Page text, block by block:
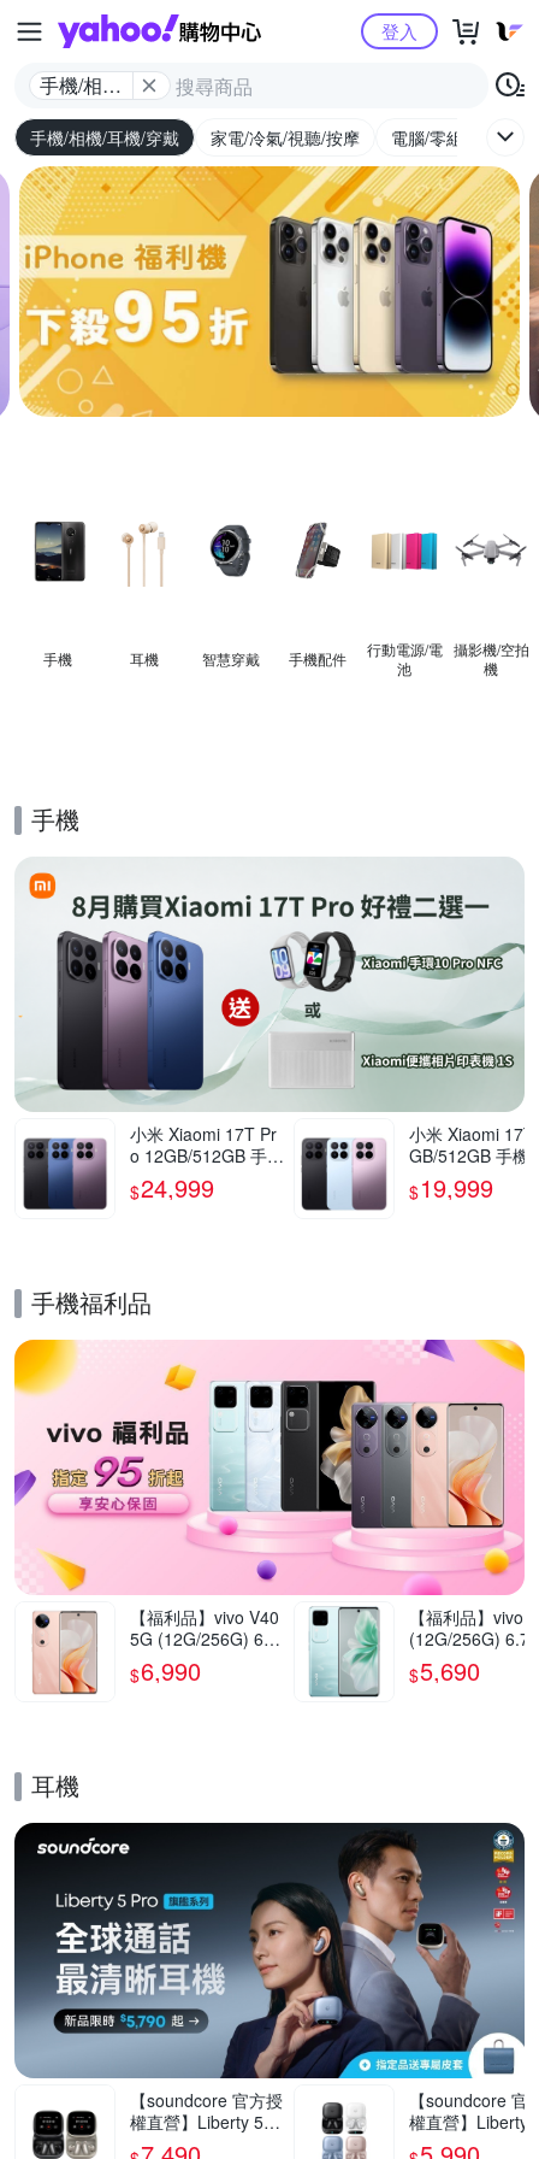
Yahoo購物中心
手機/相機/
耳機/穿戴
登入
手機/相機/耳機/穿戴 家電/冷氣/視聽/按摩 電腦/零組件/週邊/
手機 耳機 智慧穿戴 手機配件
行動電源/電
池
攝影機/空拍
機
手機
小米 Xiaomi 17T Pr
o 12GB/512GB 手機
官方旗艦館
$24,999
小米 Xiaomi 17T
GB/512GB 手機
方旗艦館
$19,999
手機福利品
【福利品】vivo V40
5G (12G/256G) 6.7
8吋智慧型手機(9成
新)
$6,990
【福利品】vivo
(12G/256G)
5G智慧型手機(9
新)
$5,690
耳機
【soundcore 官方授
權直營】Liberty 5 P
ro Max AI降噪真無
【soundcore 官
權直營】Liberty
ro AI降噪真無線